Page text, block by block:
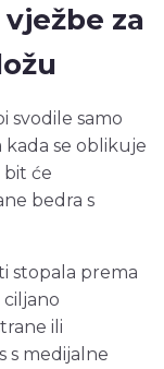
za
svodile samo
se oblikuje
bit će
bedra s
stopala prema
ili
s medijalne